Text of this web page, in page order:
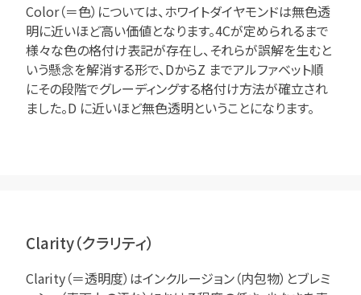
Color（＝色）については、ホワイトダイヤモンドは無色透
明に近いほど高い価値となります。4Cが定められるまで
様々な色の格付け表記が存在し、それらが誤解を生むと
いう懸念を解消する形で、DからZ までアルファベット順
にその段階でグレーディングする格付け方法が確立され
ました。D に近いほど無色透明ということになります。
Clarity（クラリティ）
Clarity（＝透明度）はインクルージョン（内包物）とブレミ